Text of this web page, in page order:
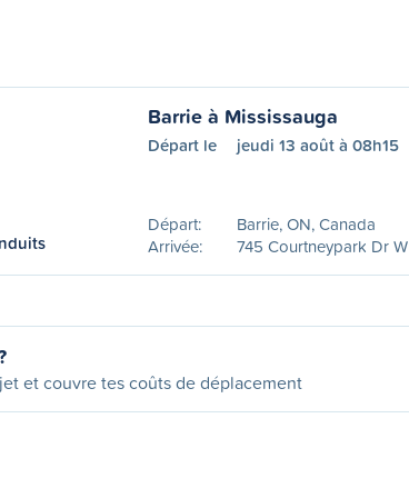
Barrie à Mississauga
Départ le jeudi 13 août à 08h15
Départ:
Barrie, ON, Canada
Arrivée:
745 Courtneypark Dr W
et couvre tes coûts de déplacement